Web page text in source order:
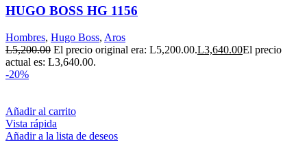
HUGO BOSS HG 1156
Hombres, Hugo Boss, Aros
L5,200.00 El precio original era: L5,200.00.L3,640.00El precio
actual es: L3,640.00.
-20%
Añadir al carrito
Vista rápida
Añadir a la lista de deseos